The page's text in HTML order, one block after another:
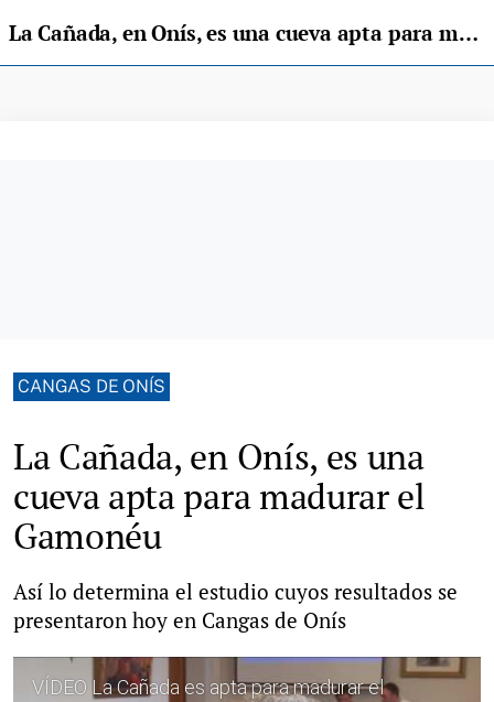
La Cañada, en Onís, es una cueva apta para madurar el Gamonéu
CANGAS DE ONÍS
La Cañada, en Onís, es una
cueva apta para madurar el
Gamonéu
Así lo determina el estudio cuyos resultados se
presentaron hoy en Cangas de Onís
VÍDEO La Cañada es apta para madurar el